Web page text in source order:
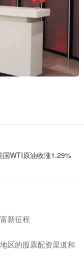
国WTI原油收涨1.29%
新征程
区的股票配资渠道和